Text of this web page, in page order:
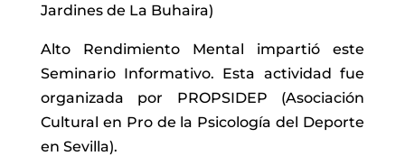
Jardines de La Buhaira)
Alto Rendimiento Mental impartió este
Seminario Informativo. Esta actividad fue
organizada por PROPSIDEP (Asociación
Cultural en Pro de la Psicología del Deporte
en Sevilla).